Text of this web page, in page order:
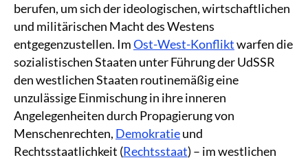
berufen, um sich der ideologischen, wirtschaftlichen
und militärischen Macht des Westens
entgegenzustellen. ImOst-West-Konfliktwarfen die
sozialistischen Staaten unter Führung der UdSSR
den westlichen Staaten routinemäßig eine
unzulässige Einmischung in ihre inneren
Angelegenheiten durch Propagierung von
Menschenrechten, Demokratieund
Rechtsstaatlichkeit (Rechtsstaat) – im westlichen